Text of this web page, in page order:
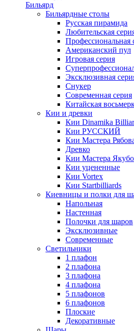
Бильярд
Бильярдные столы
Русская пирамида
Любительская
Профессиональная
Американский пул
Игровая серия
Эксклюзивная
Снукер
Современная серия
Китайская
Кии и древки
Кии Dinamika
Кии РУССКИЙ
Кии Мастера
Древко
Кии Мастера
Кии уцененные
Кии Vortex
Кии Startbilliards
Киевницы и полки для
Напольная
Настенная
Полочки для шаров
Эксклюзивные
Современные
Светильники
1 плафон
2 плафона
3 плафона
4 плафона
5 плафонов
6 плафонов
Плоские
Декоративные